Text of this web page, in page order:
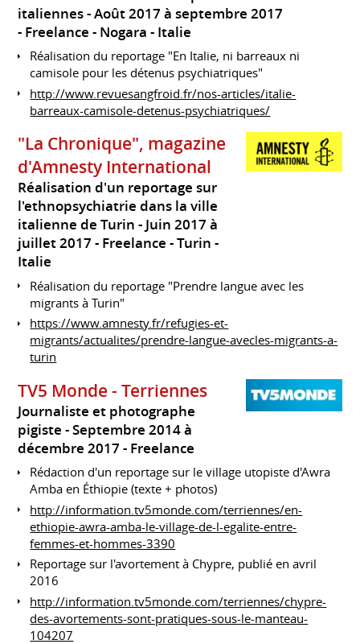
italiennes
Août 2017 à septembre 2017
Freelance
Nogara Italie
Réalisation du reportage "En Italie, ni barreaux ni
camisole pour les détenus psychiatriques"
http://www.revuesangfroid.fr/nos-articles/italie-
barreaux-camisole-detenus-psychiatriques/
"La Chronique", magazine
d'Amnesty International
Réalisation d'un reportage sur
l'ethnopsychiatrie dans la ville
italienne de Turin
Juin 2017 à
juillet 2017 Freelance
Turin
Italie
Réalisation du reportage "Prendre langue avec les
migrants à Turin"
https://www.amnesty.fr/refugies-et-
migrants/actualites/prendre-langue-avecles-migrants-a-
turin
TV5 Monde - Terriennes
Journaliste et photographe
pigiste
Septembre 2014 à
décembre 2017 Freelance
Rédaction d'un reportage sur le village utopiste d'Awra
Amba en Éthiopie (texte + photos)
http://information.tv5monde.com/terriennes/en-
ethiopie-awra-amba-le-village-de-l-egalite-entre-
femmes-et-hommes-3390
Reportage sur l'avortement à Chypre, publié en avril
2016
http://information.tv5monde.com/terriennes/chypre-
des-avortements-sont-pratiques-sous-le-manteau-
104207